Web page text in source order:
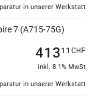
in unserer Werkstatt
7 (A715-75G)
in unserer Werkstatt
41311 CHF
inkl. 8.1% MwSt